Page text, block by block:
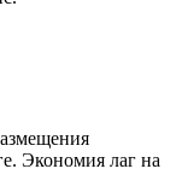
Экономия лаг на